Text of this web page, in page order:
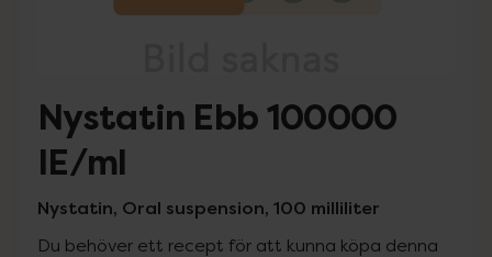
Nystatin Ebb 100000
IE/ml
Nystatin, Oral suspension, 100 milliliter
Du behöver ett recept för att kunna köpa denna